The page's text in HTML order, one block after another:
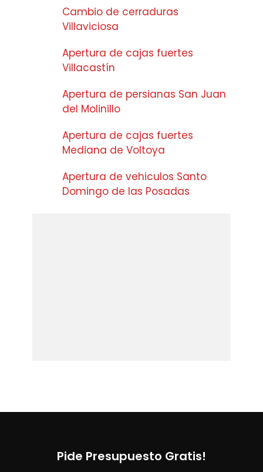
Cambio de cerraduras
Villaviciosa
Apertura de cajas fuertes
Villacastín
Apertura de persianas San Juan
del Molinillo
Apertura de cajas fuertes
Mediana de Voltoya
Apertura de vehiculos Santo
Domingo de las Posadas
Pide Presupuesto Gratis!